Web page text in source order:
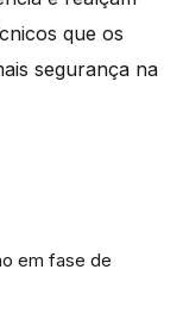
que os
segurança na
em fase de